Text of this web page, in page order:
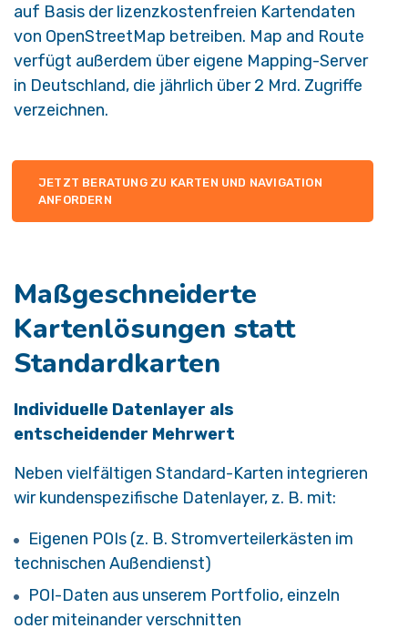
auf Basis der lizenzkostenfreien Kartendaten
von OpenStreetMap betreiben. Map and Route
verfügt außerdem über eigene Mapping-Server
in Deutschland, die jährlich über 2 Mrd. Zugriffe
verzeichnen.
JETZT BERATUNG ZU KARTEN UND NAVIGATION
ANFORDERN
Maßgeschneiderte
Kartenlösungen statt
Standardkarten ​
Individuelle Datenlayer als
entscheidender Mehrwert
Neben vielfältigen Standard-Karten integrieren
wir kundenspezifische Datenlayer, z. B. mit:
Eigenen POIs (z. B. Stromverteilerkästen im
technischen Außendienst)
POI-Daten aus unserem Portfolio, einzeln
oder miteinander verschnitten